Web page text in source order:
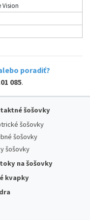
Vision
poradiť?
085.
šošovky
šošovky
šošovky
šošovky
na šošovky
kvapky